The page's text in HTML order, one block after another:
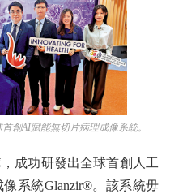
AI賦能無切片病理成像系統。
功研發出全球首創人工
系統Glanzir®。該系統毋